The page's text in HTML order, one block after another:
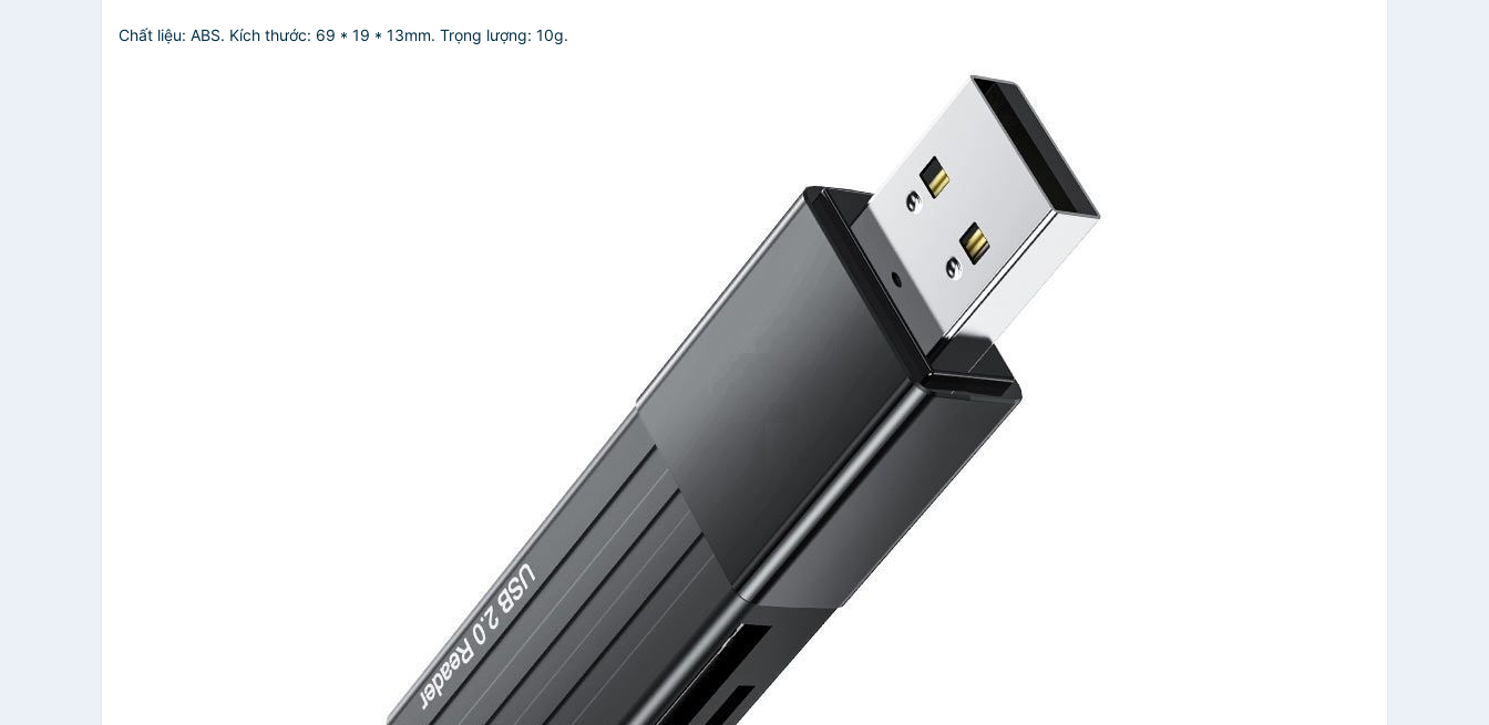
Chất liệu: ABS. Kích thước: 69 * 19 * 13mm. Trọng lượng: 10g.